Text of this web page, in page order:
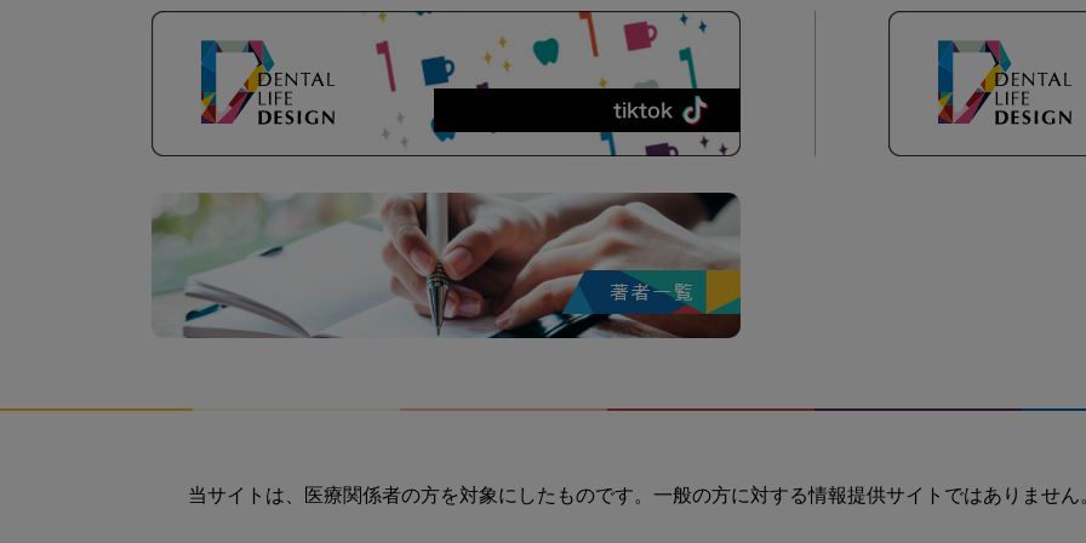
当サイトは、医療関係者の方を対象にしたものです。一般の方に対する情報提供サイトではありません